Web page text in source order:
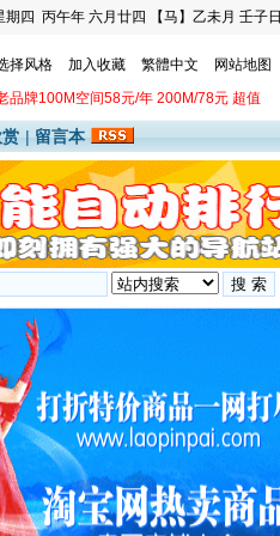
期四 丙午年 六月廿四 【马】乙未月 壬子日
择风格 加入收藏 繁體中文
网站地图
品牌100M空间58元/年 200M/78元 超值
|留言本